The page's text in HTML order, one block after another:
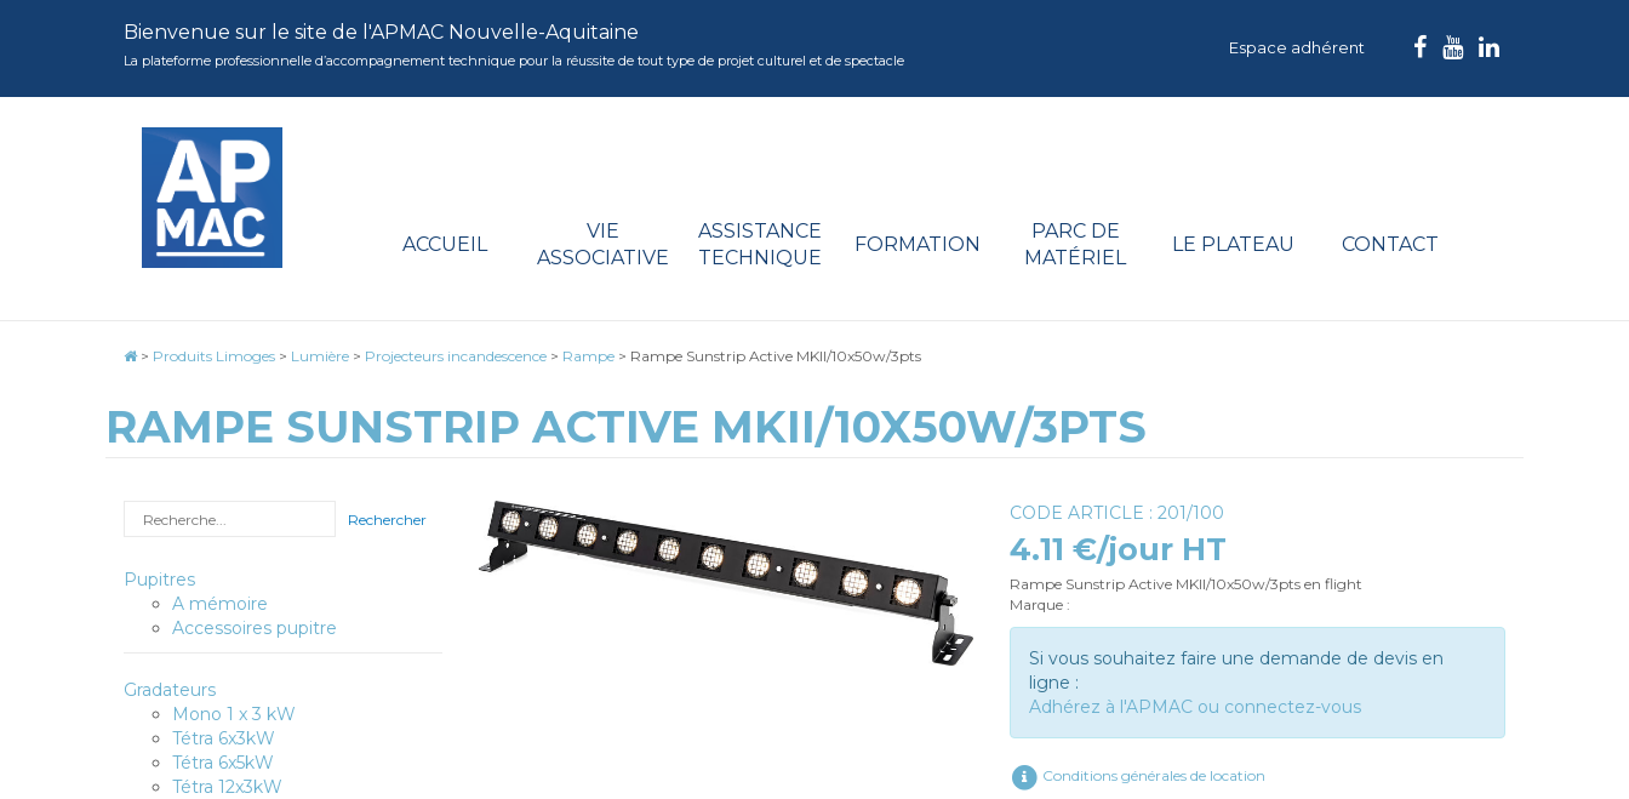
Bienvenue sur le site de l'APMAC Nouvelle-Aquitaine
La plateforme professionnelle d’accompagnement technique pour la réussite de tout type de projet culturel et de spectacle
Espace adhérent
ACCUEIL
VIE
ASSOCIATIVE
ASSISTANCE
TECHNIQUE
FORMATION
PARC DE
MATÉRIEL
LE PLATEAU CONTACT
> Produits Limoges > Lumière > Projecteurs incandescence > Rampe > Rampe Sunstrip Active MKII/10x50w/3pts
RAMPE SUNSTRIP ACTIVE MKII/10X50W/3PTS
CODE ARTICLE : 201/100
4.11 €/jour HT
Rampe Sunstrip Active MKII/10x50w/3pts en flight
Marque :
Si vous souhaitez faire une demande de devis en
ligne :
Adhérez à l'APMAC ou connectez-vous
Conditions générales de location
Rechercher
Pupitres
A mémoire
Accessoires pupitre
Gradateurs
Mono 1 x 3 kW
Tétra 6x3kW
Tétra 6x5kW
Tétra 12x3kW